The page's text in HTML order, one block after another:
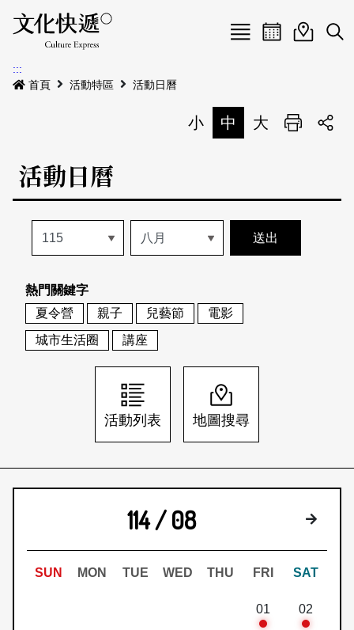
Menu
最新公告
本期專題
歷史專題
活動特區
活動列表
地圖搜尋
關於我們
關於我們
刊物索取地點
會員基本資料
刊登活動
網站導覽 English
日本語 登入/註冊
活動日曆活動地圖
展
:::
首頁
活動特區 活動日曆
小 中 大 列印
活動日曆
熱門關鍵字
夏令營
親子 兒藝節
電影
城市生活圈
講座
活動列表 地圖搜尋
114 / 08 下個月
SUN MON TUE WED THU FRI SAT
01 02